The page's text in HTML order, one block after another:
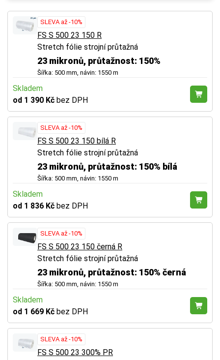
SLEVA až -10%
FS S 500 23 150 R
Stretch fólie strojní průtažná
23 mikronů, průtažnost: 150%
Šířka: 500 mm, návin: 1550 m
Skladem
od 1 390 Kč bez DPH
SLEVA až -10%
FS S 500 23 150 bílá R
Stretch fólie strojní průtažná
23 mikronů, průtažnost: 150% bílá
Šířka: 500 mm, návin: 1550 m
Skladem
od 1 836 Kč bez DPH
SLEVA až -10%
FS S 500 23 150 černá R
Stretch fólie strojní průtažná
23 mikronů, průtažnost: 150% černá
Šířka: 500 mm, návin: 1550 m
Skladem
od 1 669 Kč bez DPH
SLEVA až -10%
FS S 500 23 300% PR